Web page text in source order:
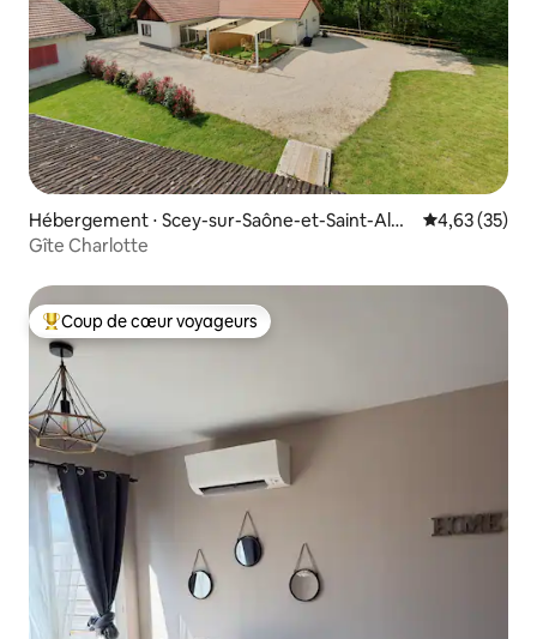
Hébergement ⋅ Scey-sur-Saône-et-Saint-Albi
n
Évaluation
4,63 (35)
Gîte Charlotte
Coups de cœur voyageurs les plus appréciés
Coup de cœur voyageurs